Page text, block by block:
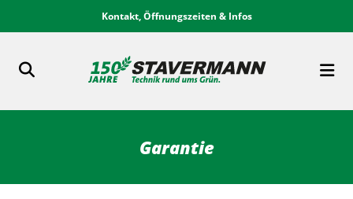
Kontakt, Öffnungszeiten & Infos
Garantie